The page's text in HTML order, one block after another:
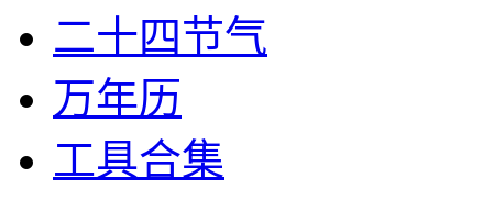
二十四节气
万年历
工具合集